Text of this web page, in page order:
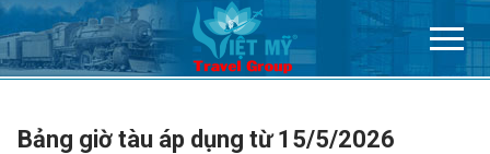
Chuyển
đến
nội
Bảng giờ tàu áp dụng từ 15/5/2026